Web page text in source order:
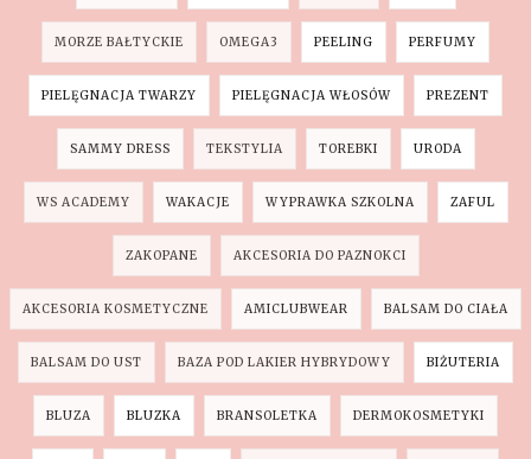
MORZE BAŁTYCKIE OMEGA3 PEELING PERFUMY
PIELĘGNACJA TWARZY PIELĘGNACJA WŁOSÓW PREZENT
SAMMY DRESS TEKSTYLIA TOREBKI URODA
WS ACADEMY WAKACJE WYPRAWKA SZKOLNA ZAFUL
ZAKOPANE AKCESORIA DO PAZNOKCI
AKCESORIA KOSMETYCZNE AMICLUBWEAR BALSAM DO CIAŁA
BALSAM DO UST BAZA POD LAKIER HYBRYDOWY BIŻUTERIA
BLUZA BLUZKA BRANSOLETKA DERMOKOSMETYKI